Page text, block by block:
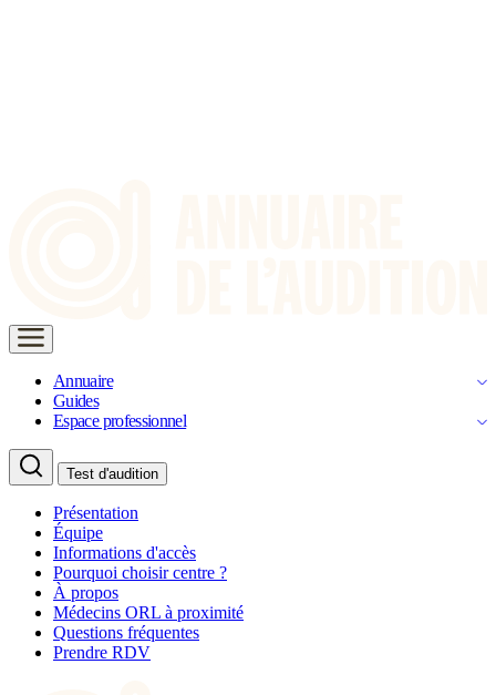
Annuaire
Guides
Espace professionnel
Test d'audition
Présentation
Équipe
Informations d'accès
Pourquoi choisir centre ?
À propos
Médecins ORL à proximité
Questions fréquentes
Prendre RDV